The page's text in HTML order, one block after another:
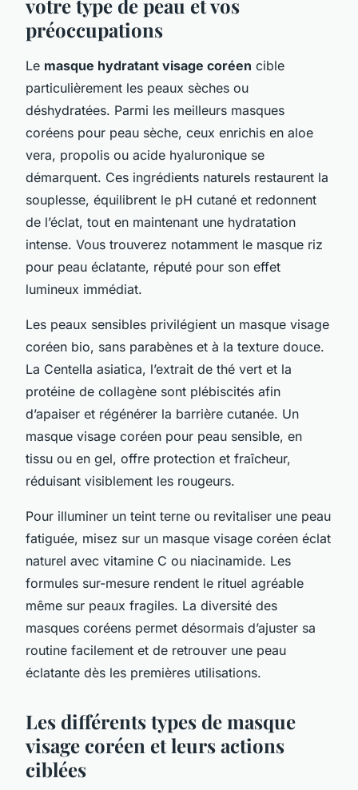
votre type de peau et vos
préoccupations
Le masque hydratant visage coréen cible
particulièrement les peaux sèches ou
déshydratées. Parmi les meilleurs masques
coréens pour peau sèche, ceux enrichis en aloe
vera, propolis ou acide hyaluronique se
démarquent. Ces ingrédients naturels restaurent la
souplesse, équilibrent le pH cutané et redonnent
de l’éclat, tout en maintenant une hydratation
intense. Vous trouverez notamment le masque riz
pour peau éclatante, réputé pour son effet
lumineux immédiat.
Les peaux sensibles privilégient un masque visage
coréen bio, sans parabènes et à la texture douce.
La Centella asiatica, l’extrait de thé vert et la
protéine de collagène sont plébiscités afin
d’apaiser et régénérer la barrière cutanée. Un
masque visage coréen pour peau sensible, en
tissu ou en gel, offre protection et fraîcheur,
réduisant visiblement les rougeurs.
Pour illuminer un teint terne ou revitaliser une peau
fatiguée, misez sur un masque visage coréen éclat
naturel avec vitamine C ou niacinamide. Les
formules sur-mesure rendent le rituel agréable
même sur peaux fragiles. La diversité des
masques coréens permet désormais d’ajuster sa
routine facilement et de retrouver une peau
éclatante dès les premières utilisations.
Les différents types de masque
visage coréen et leurs actions
ciblées